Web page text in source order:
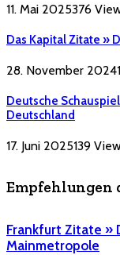
11. Mai 2025376
Das Kapital Zitate »
28. November 2024
Deutsche
Deutschland
17. Juni 2025139
Empfehlungen
Frankfurt Zitate »
Mainmetropole